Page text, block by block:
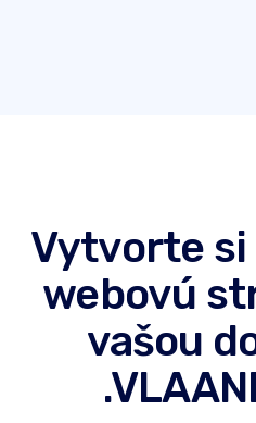
Vytvorte
webovú
vašou